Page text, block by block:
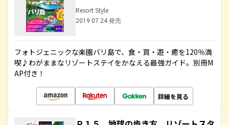
Resort Style
2019.07.24 発売
フォトジェニックな楽園バリ島で、食・買・遊・癒を120％満
喫♪わがままなリゾートステイをかなえる最強ガイド。別冊M
AP付き！
詳細を見る